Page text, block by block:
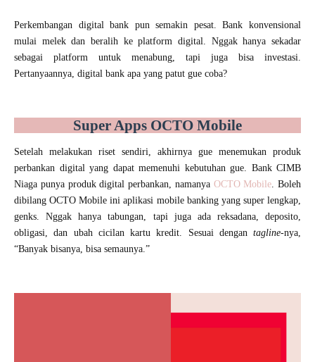
Perkembangan digital bank pun semakin pesat. Bank konvensional
mulai melek dan beralih ke platform digital. Nggak hanya sekadar
sebagai platform untuk menabung, tapi juga bisa investasi.
Pertanyaannya, digital bank apa yang patut gue coba?
Super Apps OCTO Mobile
Setelah melakukan riset sendiri, akhirnya gue menemukan produk
perbankan digital yang dapat memenuhi kebutuhan gue. Bank CIMB
Niaga punya produk digital perbankan, namanya OCTO Mobile. Boleh
dibilang OCTO Mobile ini aplikasi mobile banking yang super lengkap,
genks. Nggak hanya tabungan, tapi juga ada reksadana, deposito,
obligasi, dan ubah cicilan kartu kredit. Sesuai dengan tagline-nya,
“Banyak bisanya, bisa semaunya.”